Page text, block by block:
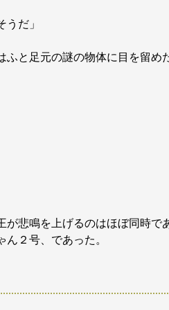
だ」
ふと足元の謎の物体に目を留め
が悲鳴を上げるのはほぼ同時
２号、であった。